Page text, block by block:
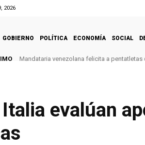
2026
GOBIERNO POLÍTICA ECONOMÍA SOCIAL
Mandataria venezolana felicita a
evalúan